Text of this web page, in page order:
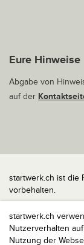
startwerk.ch
Nutzerverhalten
Nutzung der
Eure Hinweise
Abgabe von
auf der
startwerk.ch ist die
vorbehalten.
Impressum
Kontakt
nach oben